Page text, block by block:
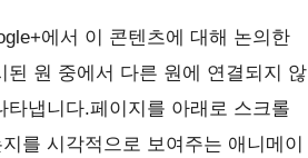
에서 이 콘텐츠에 대해 논의한
원 중에서 다른 원에 연결되지 않
냅니다.페이지를 아래로 스크롤
를 시각적으로 보여주는 애니메이